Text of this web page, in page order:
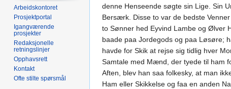
denne Henseende søgte sin Lige. Sin
Bersærk. Disse to var de bedste
to Sønner hed Eyvind Lambe og Ølver
baade paa Jordegods og paa Løsøre;
havde for Skik at rejse sig tidlig hver
Samtale med Mænd, der tyede til ham
Aften, blev han saa folkesky, at man
Ham eller Skikkelse og faa en anden
Arbeidskontoret
Prosjektportal
Igangværende
prosjekter
Redaksjonelle
retningslinjer
Opphavsrett
Kontakt
Ofte stilte spørsmål